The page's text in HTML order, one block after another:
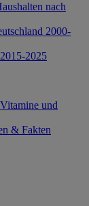
nach
2000-
2025
und
& Fakten